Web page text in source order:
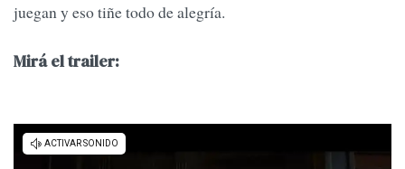
juegan y eso tiñe todo de alegría.
Mirá el trailer: